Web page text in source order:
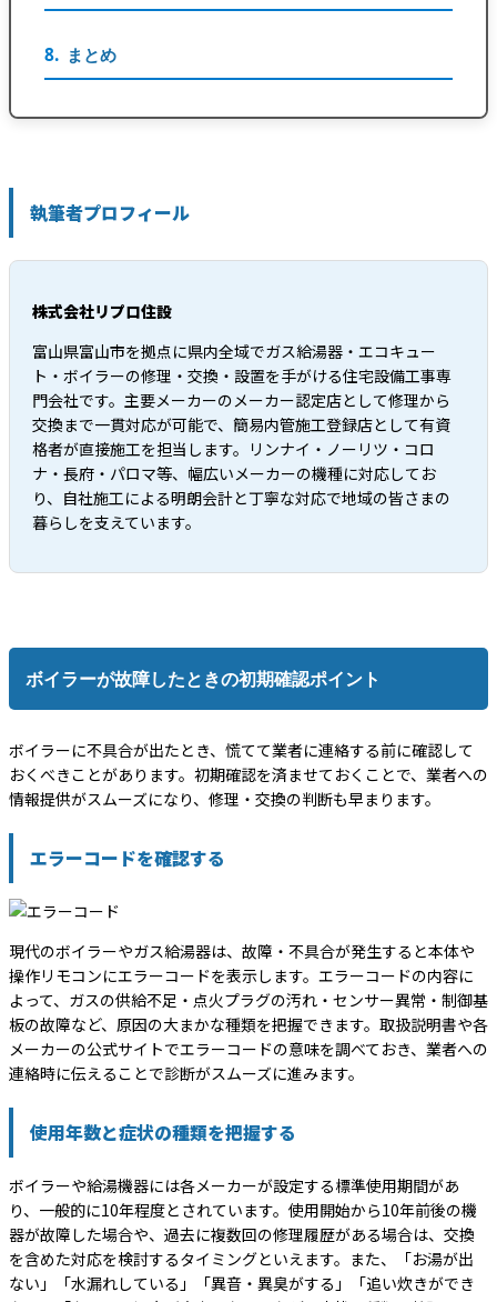
まとめ
執筆者プロフィール
株式会社リプロ住設
富山県富山市を拠点に県内全域でガス給湯器・エコキュー
ト・ボイラーの修理・交換・設置を手がける住宅設備工事専
門会社です。主要メーカーのメーカー認定店として修理から
交換まで一貫対応が可能で、簡易内管施工登録店として有資
格者が直接施工を担当します。リンナイ・ノーリツ・コロ
ナ・長府・パロマ等、幅広いメーカーの機種に対応してお
り、自社施工による明朗会計と丁寧な対応で地域の皆さまの
暮らしを支えています。
ボイラーが故障したときの初期確認ポイント
ボイラーに不具合が出たとき、慌てて業者に連絡する前に確認して
おくべきことがあります。初期確認を済ませておくことで、業者への
情報提供がスムーズになり、修理・交換の判断も早まります。
エラーコードを確認する
現代のボイラーやガス給湯器は、故障・不具合が発生すると本体や
操作リモコンにエラーコードを表示します。エラーコードの内容に
よって、ガスの供給不足・点火プラグの汚れ・センサー異常・制御基
板の故障など、原因の大まかな種類を把握できます。取扱説明書や各
メーカーの公式サイトでエラーコードの意味を調べておき、業者への
連絡時に伝えることで診断がスムーズに進みます。
使用年数と症状の種類を把握する
ボイラーや給湯機器には各メーカーが設定する標準使用期間があ
り、一般的に10年程度とされています。使用開始から10年前後の機
器が故障した場合や、過去に複数回の修理履歴がある場合は、交換
を含めた対応を検討するタイミングといえます。また、「お湯が出
ない」「水漏れしている」「異音・異臭がする」「追い炊きができ